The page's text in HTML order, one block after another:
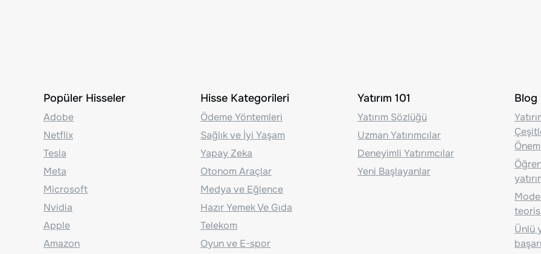
Popüler Hisseler
Adobe
Netflix
Tesla
Meta
Microsoft
Nvidia
Apple
Amazon
Hisse Kategorileri
Ödeme Yöntemleri
Sağlık ve İyi Yaşam
Yapay Zeka
Otonom Araçlar
Medya ve Eğlence
Hazır Yemek Ve Gıda
Telekom
Oyun ve E-spor
Yatırım 101
Yatırım Sözlüğü
Uzman Yatırımcılar
Deneyimli Yatırımcılar
Yeni Başlayanlar
Blog
Ünlü